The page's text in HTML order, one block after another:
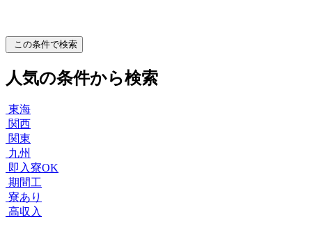
この条件で検索
人気の条件から検索
東海
関西
関東
九州
即入寮OK
期間工
寮あり
高収入